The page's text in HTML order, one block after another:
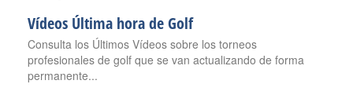
Vídeos Última hora de Golf
Consulta los Últimos Vídeos sobre los torneos
profesionales de golf que se van actualizando de forma
permanente...